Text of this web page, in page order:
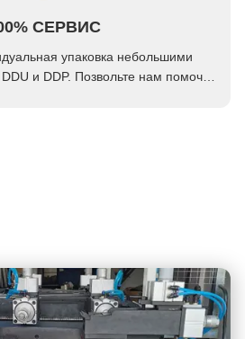
СЕРВИС
упаковка небольшими
и DDP. Позвольте нам помочь